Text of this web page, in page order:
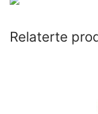
Relaterte